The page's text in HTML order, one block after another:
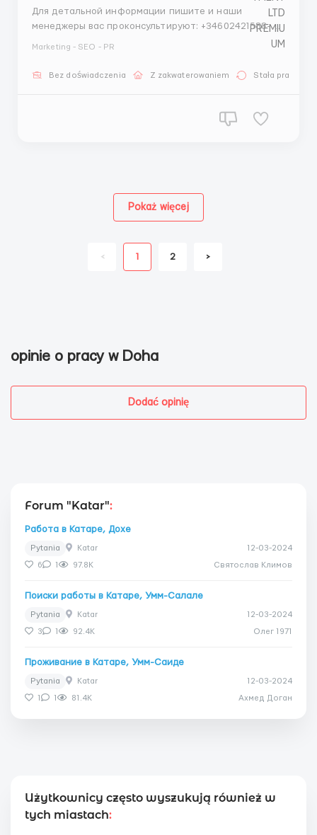
Для детальной информации пишите и наши
менеджеры вас проконсультируют: +34602421588-
границей ITAAR Recruitment Agency Ltd: Company
Marketing - SEO - PR
Bez doświadczenia Z zakwaterowaniem Stała praca
< 1 2 >
Pokaż więcej
opinie o pracy w Doha
Dodać opinię
Forum "Katar":
Работа в Катаре, Дохе
Pytania Katar 12-03-2024
6 1 97.8K Святослав Климов
Поиски работы в Катаре, Умм-Салале
Pytania Katar 12-03-2024
3 1 92.4K Олег 1971
Проживание в Катаре, Умм-Саиде
Pytania Katar 12-03-2024
1 1 81.4K Ахмед Доган
Użytkownicy często wyszukują również w
tych miastach: